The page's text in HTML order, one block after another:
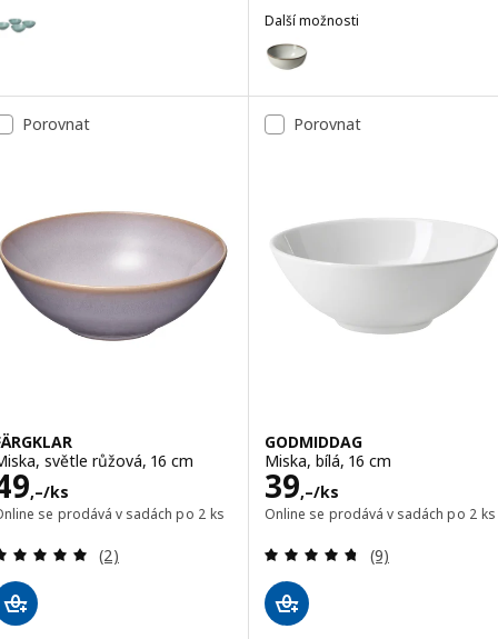
FÄRGKLAR, Miska, matné světle tyrkysový, 16 cm
FÄRGKLAR, Miska, matné zelené, 16 cm
Další možnosti
GLADELIG
Možnost: GLADELIG, Miska,
Možnost: GLADELIG, Miska,
Porovnat
světle růžová, 16 cm
,–/ks49,–/ks
se prodává v sadách po 2 ks
Recenze: 5 z 5 hvězdy. Celkem recenzí:
(2)
Porovnat
GODMIDDAG
Miska, bílá, 16 cm
39,–/ks
Cena 39,–/ks
Online se prodává v sadách po 2 ks
Recenze: 4.7 z
(9)